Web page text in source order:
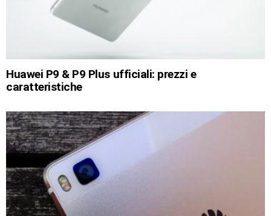
Huawei P9 & P9 Plus ufficiali: prezzi e
caratteristiche